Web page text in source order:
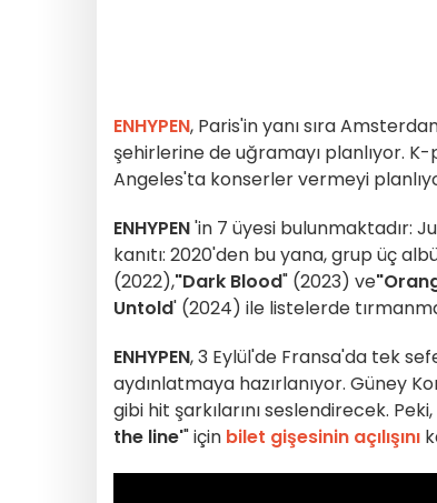
ENHYPEN, Paris'in yanı sıra
şehirlerine de uğramayı planlıyor.
Angeles'ta konserler vermeyi
ENHYPEN'in 7 üyesi bulunmaktadır:
kanıtı: 2020'den bu yana, grup üç
(2022),"Dark Blood" (2023) ve
Untold' (2024) ile listelerde
ENHYPEN, 3 Eylül'de Fransa'da tek
aydınlatmaya hazırlanıyor. Güney
gibi hit şarkılarını seslendirecek.
the line'" için bilet gişesinin açılışını